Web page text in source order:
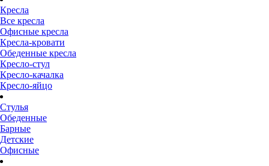
Кресла
Все кресла
Офисные кресла
Кресла-кровати
Обеденные кресла
Кресло-стул
Кресло-качалка
Кресло-яйцо
Стулья
Обеденные
Барные
Детские
Офисные